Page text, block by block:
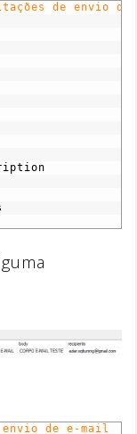
de envio do
de e-mail